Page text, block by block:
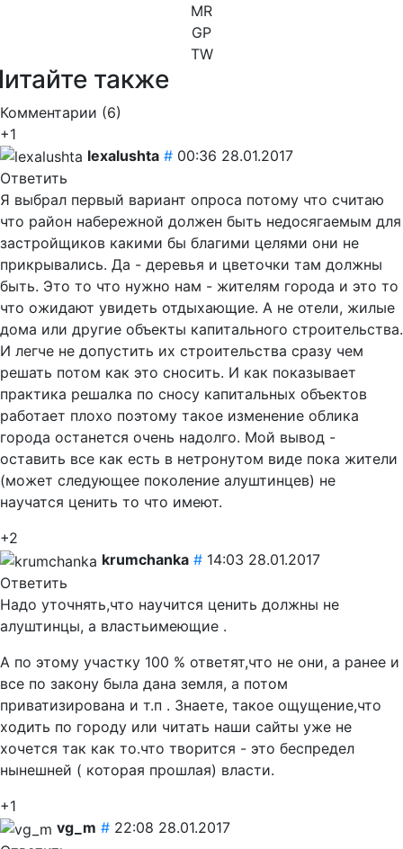
MR
GP
TW
также
Комментарии (6)
+1
lexalushta # 00:36 28.01.2017
Ответить
Я выбрал первый вариант опроса потому что считаю
что район набережной должен быть недосягаемым для
застройщиков какими бы благими целями они не
прикрывались. Да - деревья и цветочки там должны
быть. Это то что нужно нам - жителям города и это то
что ожидают увидеть отдыхающие. А не отели, жилые
дома или другие объекты капитального строительства.
И легче не допустить их строительства сразу чем
решать потом как это сносить. И как показывает
практика решалка по сносу капитальных объектов
работает плохо поэтому такое изменение облика
города останется очень надолго. Мой вывод -
оставить все как есть в нетронутом виде пока жители
(может следующее поколение алуштинцев) не
научатся ценить то что имеют.
+2
krumchanka # 14:03 28.01.2017
Ответить
Надо уточнять,что научится ценить должны не
алуштинцы, а властьимеющие .
А по этому участку 100 % ответят,что не они, а ранее и
все по закону была дана земля, а потом
приватизирована и т.п . Знаете, такое ощущение,что
ходить по городу или читать наши сайты уже не
хочется так как то.что творится - это беспредел
нынешней ( которая прошлая) власти.
+1
vg_m # 22:08 28.01.2017